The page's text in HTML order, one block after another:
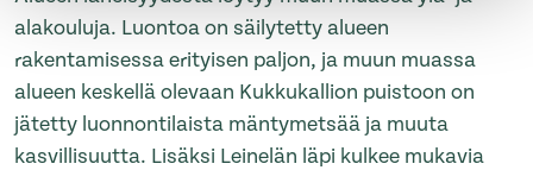
alakouluja. Luontoa on säilytetty alueen
rakentamisessa erityisen paljon, ja muun muassa
alueen keskellä olevaan Kukkukallion puistoon on
jätetty luonnontilaista mäntymetsää ja muuta
kasvillisuutta. Lisäksi Leinelän läpi kulkee mukavia